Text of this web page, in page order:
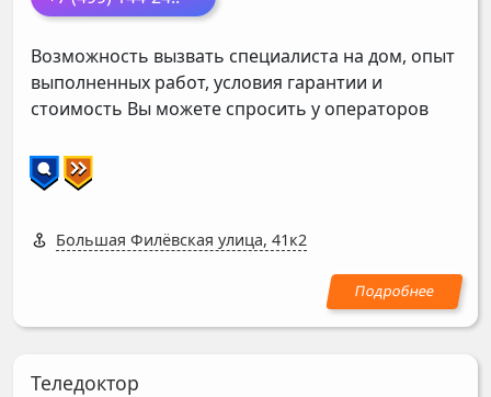
Возможность вызвать специалиста на дом, опыт
выполненных работ, условия гарантии и
стоимость Вы можете спросить у операторов
Большая Филёвская улица, 41к2
Теледоктор